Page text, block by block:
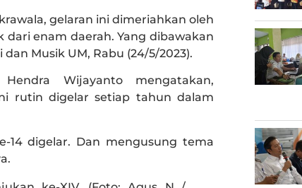
gelaran ini dimeriahkan oleh
enam daerah. Yang dibawakan
Musik UM, Rabu (24/5/2023).
Wijayanto mengatakan,
rutin digelar setiap tahun dalam
14 digelar. Dan mengusung tema